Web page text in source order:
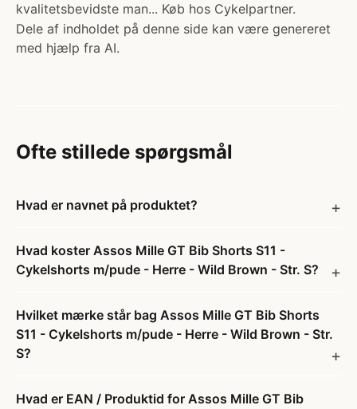
kvalitetsbevidste man... Køb hos Cykelpartner.
Dele af indholdet på denne side kan være genereret
med hjælp fra AI.
Ofte stillede spørgsmål
Hvad er navnet på produktet?
Hvad koster Assos Mille GT Bib Shorts S11 -
Cykelshorts m/pude - Herre - Wild Brown - Str. S?
Hvilket mærke står bag Assos Mille GT Bib Shorts
S11 - Cykelshorts m/pude - Herre - Wild Brown - Str.
S?
Hvad er EAN / Produktid for Assos Mille GT Bib